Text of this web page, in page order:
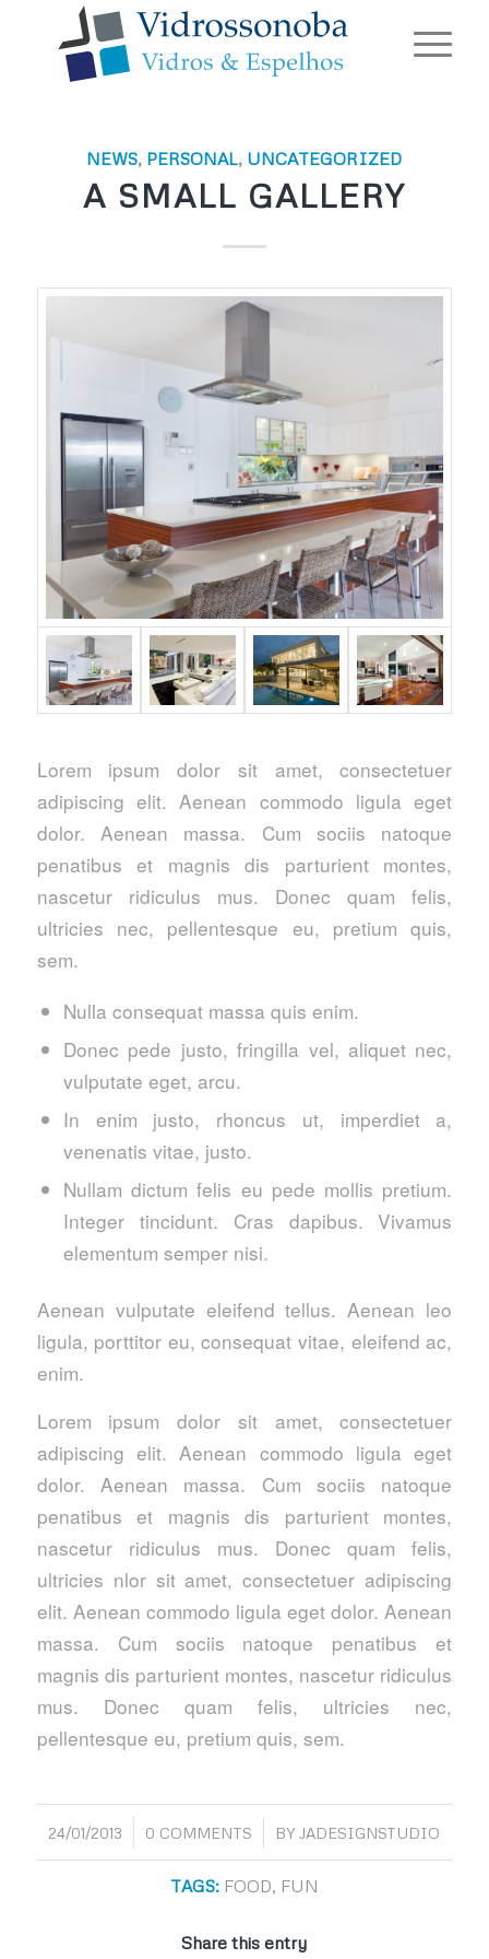
NEWS, PERSONAL, UNCATEGORIZED
A SMALL GALLERY
Lorem ipsum dolor sit amet, consectetuer
adipiscing elit. Aenean commodo ligula eget
dolor. Aenean massa. Cum sociis natoque
penatibus et magnis dis parturient montes,
nascetur ridiculus mus. Donec quam felis,
ultricies nec, pellentesque eu, pretium quis,
sem.
Nulla consequat massa quis enim.
Donec pede justo, fringilla vel, aliquet nec,
vulputate eget, arcu.
In enim justo, rhoncus ut, imperdiet a,
venenatis vitae, justo.
Nullam dictum felis eu pede mollis pretium.
Integer tincidunt. Cras dapibus. Vivamus
elementum semper nisi.
Aenean vulputate eleifend tellus. Aenean leo
ligula, porttitor eu, consequat vitae, eleifend ac,
enim.
Lorem ipsum dolor sit amet, consectetuer
adipiscing elit. Aenean commodo ligula eget
dolor. Aenean massa. Cum sociis natoque
penatibus et magnis dis parturient montes,
nascetur ridiculus mus. Donec quam felis,
ultricies nlor sit amet, consectetuer adipiscing
elit. Aenean commodo ligula eget dolor. Aenean
massa. Cum sociis natoque penatibus et
magnis dis parturient montes, nascetur ridiculus
mus. Donec quam felis, ultricies nec,
pellentesque eu, pretium quis, sem.
24/01/2013
/ 0 COMMENTS
/ BYJADESIGNSTUDIO
TAGS: FOOD, FUN
Share this entry